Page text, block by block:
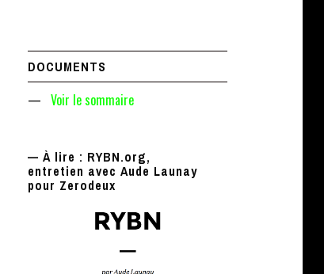
DOCUMENTS
— Voir le sommaire
— À lire : RYBN.org,
entretien avec Aude Launay
pour Zerodeux